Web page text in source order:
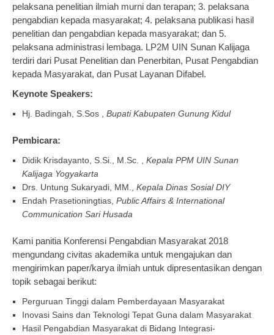
pelaksana penelitian ilmiah murni dan terapan; 3. pelaksana
pengabdian kepada masyarakat; 4. pelaksana publikasi hasil
penelitian dan pengabdian kepada masyarakat; dan 5.
pelaksana administrasi lembaga. LP2M UIN Sunan Kalijaga
terdiri dari Pusat Penelitian dan Penerbitan, Pusat Pengabdian
kepada Masyarakat, dan Pusat Layanan Difabel.
Keynote Speakers:
Hj. Badingah, S.Sos , Bupati Kabupaten Gunung Kidul
Pembicara:
Didik Krisdayanto, S.Si., M.Sc. , Kepala PPM UIN Sunan
Kalijaga Yogyakarta
Drs. Untung Sukaryadi, MM., Kepala Dinas Sosial DIY
Endah Prasetioningtias, Public Affairs & International
Communication Sari Husada
Kami panitia Konferensi Pengabdian Masyarakat 2018
mengundang civitas akademika untuk mengajukan dan
mengirimkan paper/karya ilmiah untuk dipresentasikan dengan
topik sebagai berikut:
Perguruan Tinggi dalam Pemberdayaan Masyarakat
Inovasi Sains dan Teknologi Tepat Guna dalam Masyarakat
Hasil Pengabdian Masyarakat di Bidang Integrasi-